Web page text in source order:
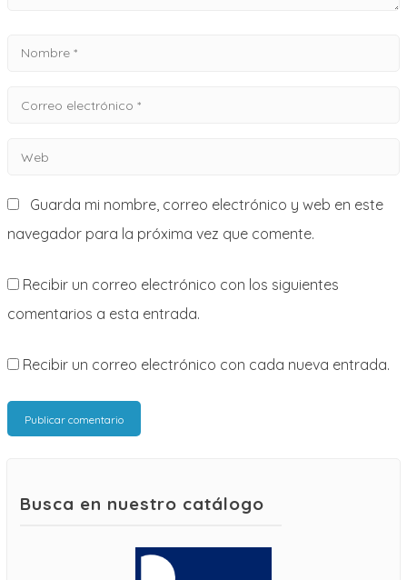
Nombre
Correo
Web
Guarda mi nombre, correo electrónico y web en este
navegador para la próxima vez que comente.
Recibir un correo electrónico con los siguientes
comentarios a esta entrada.
Recibir un correo electrónico con cada nueva entrada.
Busca en nuestro catálogo